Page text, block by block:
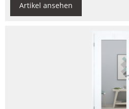
Artikel ansehen